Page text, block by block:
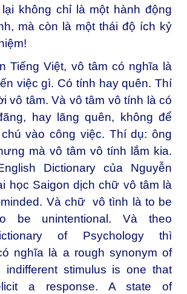
không chỉ là một hành động
mà còn là một thái độ ích kỷ
Tiếng Việt, vô tâm có nghĩa là
việc gì. Có tính hay quên. Thí
vô tâm. Và vô tâm vô tính là có
hay lãng quên, không để
vào công việc. Thí dụ: ông
mà vô tâm vô tính lắm kia.
Dictionary của Nguyễn
học Saigon dịch chữ vô tâm là
Và chữ vô tình là to be
be unintentional. Và theo
of Psychology thì
nghĩa là a rough synonym of
indifferent stimulus is one that
a response. A state of